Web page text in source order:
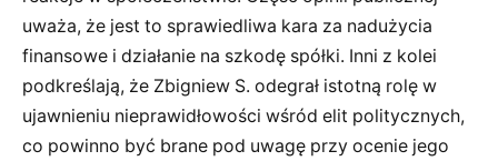
uważa, że jest to sprawiedliwa kara za nadużycia
finansowe i działanie na szkodę spółki. Inni z kolei
podkreślają, że Zbigniew S. odegrał istotną rolę w
ujawnieniu nieprawidłowości wśród elit politycznych,
co powinno być brane pod uwagę przy ocenie jego